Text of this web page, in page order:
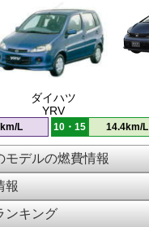
ダイハツ
YRV
L 10・15 14.4km/L
モデルの燃費情報
報
ンキング